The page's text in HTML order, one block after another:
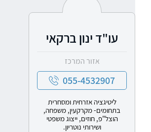
עו"ד ינון ברקאי
אזור המרכז
055-4532907
ליטיגציה אזרחית ומסחרית
בתחומים- מקרקעין, משפחה,
הוצל"פ, חוזים, ייצוג משפטי
ושירותי נוטריון.